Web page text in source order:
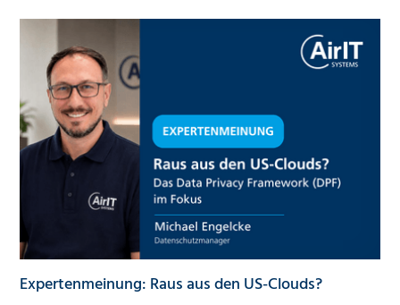
Expertenmeinung: Raus aus den US-Clouds?